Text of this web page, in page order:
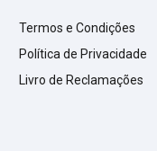
Termos e Condições
Política de Privacidade
Livro de Reclamações